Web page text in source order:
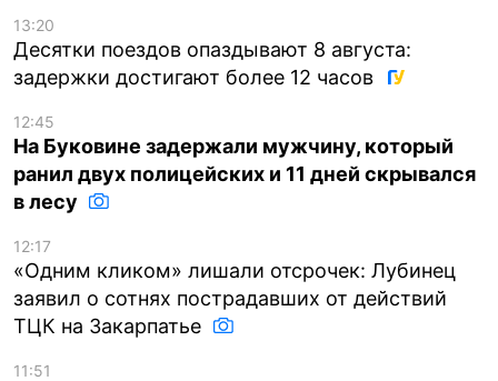
13:20
Десятки поездов опаздывают 8 августа:
задержки достигают более 12 часов
12:45
На Буковине задержали мужчину, который
ранил двух полицейских и 11 дней скрывался
в лесу
12:17
«Одним кликом» лишали отсрочек: Лубинец
заявил о сотнях пострадавших от действий
ТЦК на Закарпатье
11:51